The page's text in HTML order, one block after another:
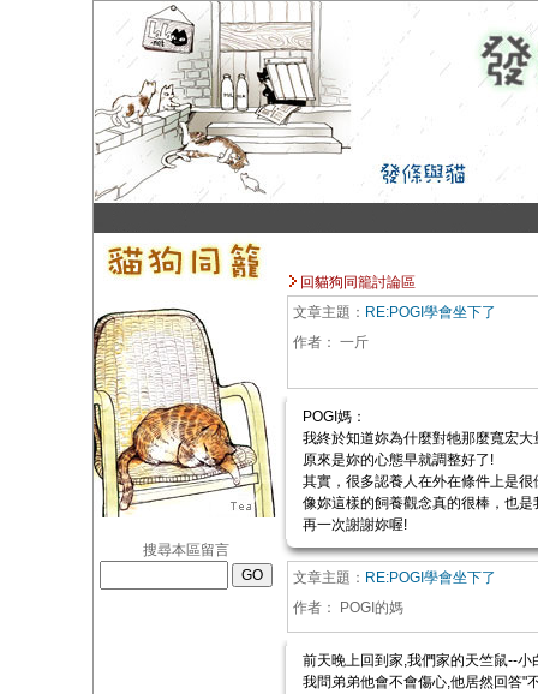
搜尋本區留言
回貓狗同籠討論區
文章主題： RE:POGI學會坐下了
作者： 一斤
POGI媽：
我終於知道妳為什麼對牠那麼寬宏大
原來是妳的心態早就調整好了!
其實，很多認養人在外在條件上是
像妳這樣的飼養觀念真的很棒，也是
再一次謝謝妳喔!
文章主題： RE:POGI學會坐下了
作者：
POGI的媽
前天晚上回到家,我們家的天竺鼠--小
我問弟弟他會不會傷心,他居然回答"